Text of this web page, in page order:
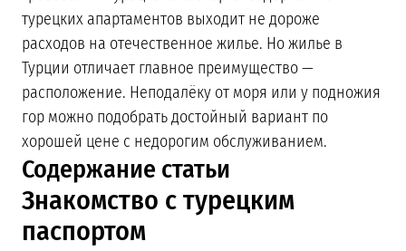
турецких апартаментов выходит не дороже
расходов на отечественное жилье. Но жилье в
Турции отличает главное преимущество —
расположение. Неподалёку от моря или у подножия
гор можно подобрать достойный вариант по
хорошей цене с недорогим обслуживанием.
Содержание статьи
Знакомство с турецким
паспортом